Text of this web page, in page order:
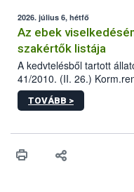
2026. július 6, hétfő
Az ebek
szakértők listája
A kedvtelésből tartott
41/2010. (II. 26.)
sérülés, illetve ennek
hatósági feladatokat,
vonni az ebek
TOVÁBB >